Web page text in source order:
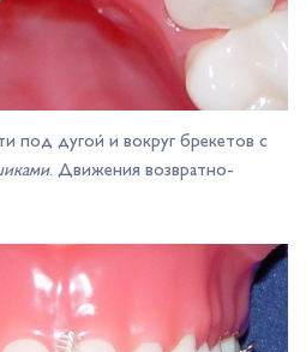
под дугой и вокруг брекетов с
. Движения возвратно-